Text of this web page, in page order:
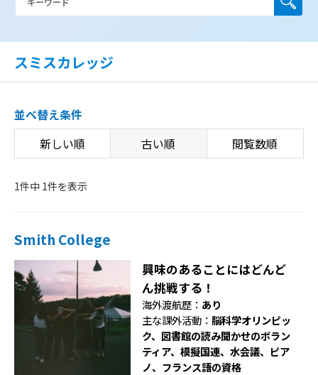
スミスカレッジ
並べ替え条件
新しい順
古い順 閲覧数順
1件中 1件を表示
Smith College
興味のあることにはどんど
ん挑戦する！
海外渡航歴： あり
主な課外活動： 脳科学オリンピッ
ク、図書館の読み聞かせのボラン
ティア、模擬国連、水会議、ピア
ノ、フランス語の資格